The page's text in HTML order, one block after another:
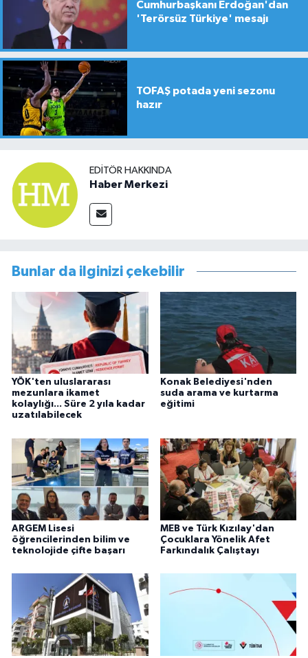
Cumhurbaşkanı Erdoğan'dan
'Terörsüz Türkiye' mesajı
TOFAŞ potada yeni sezonu
hazır
EDITÖR HAKKINDA
Haber Merkezi
Bunlar da ilginizi çekebilir
YÖK'ten uluslararası
mezunlara ikamet
kolaylığı... Süre 2 yıla kadar
uzatılabilecek
Konak Belediyesi'nden
suda arama ve kurtarma
eğitimi
ARGEM Lisesi
öğrencilerinden bilim ve
teknolojide çifte başarı
MEB ve Türk Kızılay'dan
Çocuklara Yönelik Afet
Farkındalık Çalıştayı